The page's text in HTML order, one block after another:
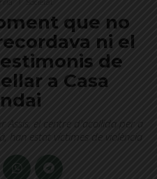
que no
ni el
de
a Casa
Assís, el centre d'acollida per a
han estat víctimes de violència